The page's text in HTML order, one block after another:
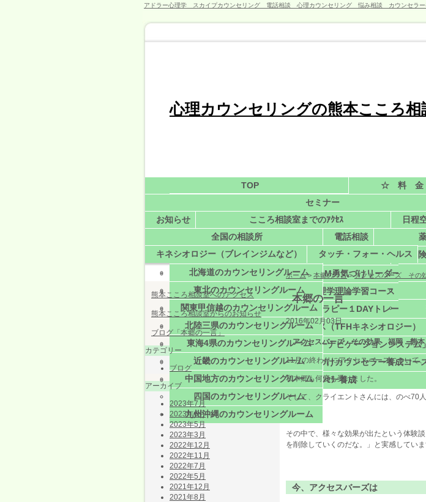
アドラー心理学 スカイプカウンセリング 電話相談 心理カウンセリング 悩み相談 カウンセラ
心理カウンセリングの熊本こころ相
TOP
このような悩み解決までサポートします。
会員登録
当相談室の特色
☆ 料
カウンセ
営
セミナー
アクセス・バーズ講座（プラクティショナー養成） in福岡市
各種セミナー情報 in熊本こころ相談室
アドラー心理学SMILE勇気づけの親子・人間関係セ
ELM勇気づけ学習会・ELM勇気づけリーダー養成
アドラー心理学理論学習コース
五行カラーオンサセラピー１DAYトレーニング
タッチフォーヘルス（TFHキネシオロジー）
NｌPを学ぶ「ハッピーナビゲーションシステム」
アドラー心理学勇気づけカウンセラー養成コー
ｶｳﾝｾﾗｰ養成
お知らせ
こころ相談室までのｱｸｾｽ
熊本こころ相談室への行き方、アクセス
相談室への行き方
日程
全国の相談所
全国の相談所
北海道のカウンセリングルーム
東北のカウンセリングルーム
関東甲信越のカウンセリングルーム
北陸三県のカウンセリングルーム
東海4県のカウンセリングルーム
近畿のカウンセリングルーム
中国地方のカウンセリングルーム
四国のカウンセリングルーム
九州沖縄のカウンセリングルーム
電話相談
危
キネシオロジー（ブレインジムなど）
タッチ・フォー・ヘルス
熊本こころ相談室へのアクセス
熊本こころ相談室からのお知らせ
ブログ「本郷の一言」
カテゴリー
ブログ
アーカイブ
2023年7月
2023年6月
2023年5月
2023年3月
2022年12月
2022年11月
2022年7月
2022年5月
2021年12月
2021年8月
ホーム> 本郷の一言>アクセスバーズ そ
本郷の一言
2016年02月03日
アクセスバーズ その効果 福岡 熊本
11月の終わりにアクセスバーズについて
私本郷も何度も受けました。
そして、クライエントさんには、のべ70
その中で、様々な効果が出たという体験
を削除していくのだな。」と実感していま
今、アクセスバーズは